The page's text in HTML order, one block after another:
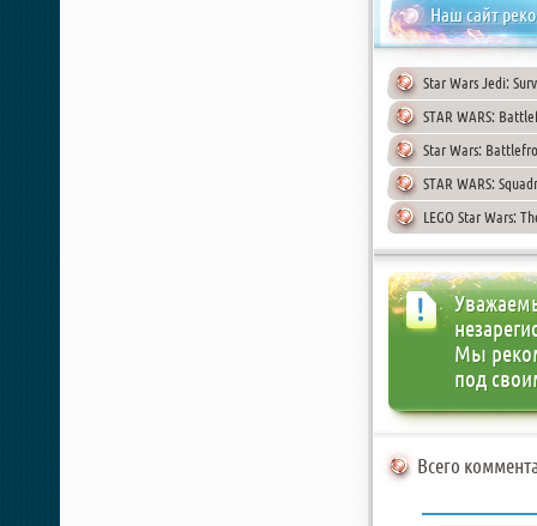
Наш сайт
Star Wars Jedi:
STAR WARS:
Star Wars:
STAR WARS:
LEGO Star Wars:
Мы
под
Всего